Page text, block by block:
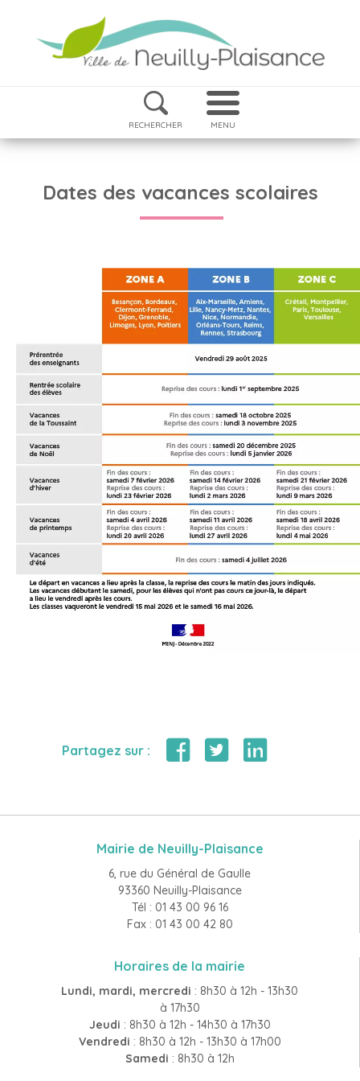
RECHERCHER MENU
Dates des vacances scolaires
Partagez sur :
Mairie de Neuilly-Plaisance
6, rue du Général de Gaulle
93360 Neuilly-Plaisance
Tél : 01 43 00 96 16
Fax : 01 43 00 42 80
Horaires de la mairie
Lundi, mardi, mercredi : 8h30 à 12h - 13h30
à 17h30
Jeudi : 8h30 à 12h - 14h30 à 17h30
Vendredi : 8h30 à 12h - 13h30 à 17h00
Samedi : 8h30 à 12h